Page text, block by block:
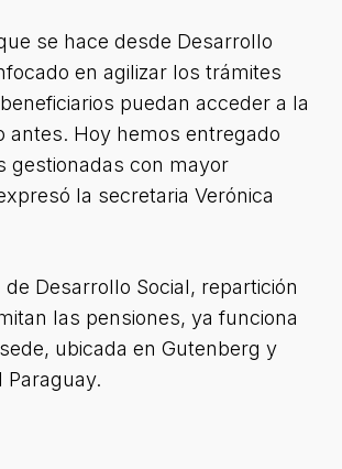
se hace desde Desarrollo
en agilizar los trámites
puedan acceder a la
antes. Hoy hemos entregado
gestionadas con mayor
la secretaria Verónica
de Desarrollo Social, repartición
las pensiones, ya funciona
ubicada en Gutenberg y
Paraguay.